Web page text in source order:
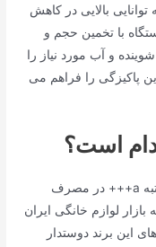
توانایی بالایی در کاهش
با تخمین حجم و
و آب مورد نیاز را
پاکیزگی را فراهم می
است؟
از آنجایی که لباسشویی های سام همگی با رتبه a+++ در مصرف
لوازم خانگی ایران
این برند دوستدار